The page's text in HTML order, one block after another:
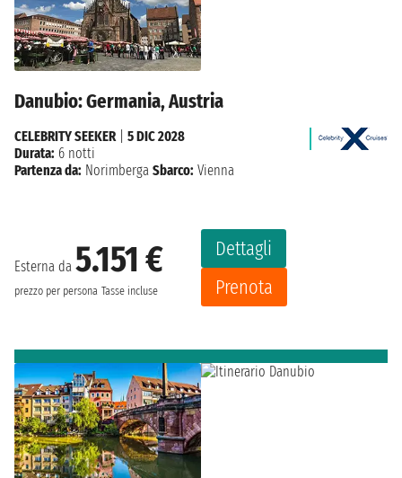
Danubio: Germania, Austria
Esterna da 5.151 €
prezzo per persona Tasse incluse
Dettagli
Prenota
CELEBRITY SEEKER| 5 DIC 2028
Durata: 6 notti
Partenza da: Norimberga Sbarco: Vienna